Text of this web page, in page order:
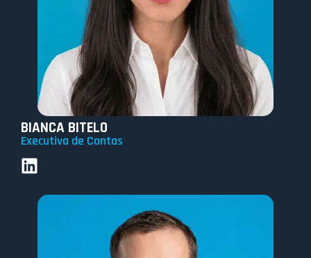
BIANCA BITELO
Executiva de Contas